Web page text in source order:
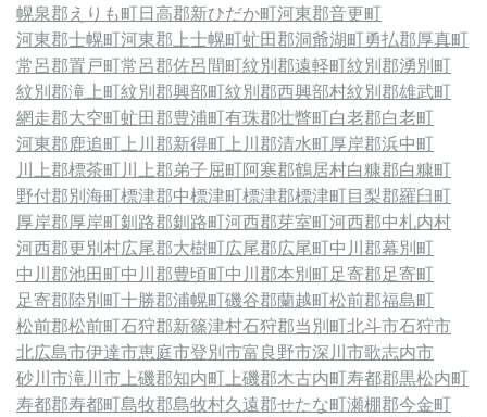
幌泉郡えりも町日高郡新ひだか町河東郡音更町
河東郡士幌町河東郡上士幌町虻田郡洞爺湖町勇払郡厚真町
常呂郡置戸町常呂郡佐呂間町紋別郡遠軽町紋別郡湧別町
紋別郡滝上町紋別郡興部町紋別郡西興部村紋別郡雄武町
網走郡大空町虻田郡豊浦町有珠郡壮瞥町白老郡白老町
河東郡鹿追町 上川郡新得町 上川郡清水町厚岸郡浜中町
川上郡標茶町川上郡弟子屈町阿寒郡鶴居村白糠郡白糠町
野付郡別海町標津郡中標津町標津郡標津町目梨郡羅臼町
厚岸郡厚岸町釧路郡釧路町河西郡芽室町河西郡中札内村
河西郡更別村広尾郡大樹町広尾郡広尾町中川郡幕別町
中川郡池田町中川郡豊頃町中川郡本別町足寄郡足寄町
足寄郡陸別町十勝郡浦幌町磯谷郡蘭越町松前郡福島町
松前郡松前町石狩郡新篠津村石狩郡当別町北斗市石狩市
北広島市伊達市恵庭市登別市富良野市深川市歌志内市
砂川市滝川市 上磯郡知内町 上磯郡木古内町寿都郡黒松内町
寿都郡寿都町島牧郡島牧村久遠郡せたな町瀬棚郡今金町